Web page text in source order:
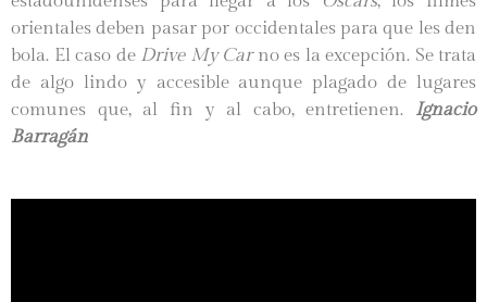
orientales deben pasar por occidentales para que les den
bola. El caso de Drive My Carno es la excepción. Se trata
de algo lindo y accesible aunque plagado de lugares
comunes que, al fin y al cabo, entretienen. Ignacio
Barragán